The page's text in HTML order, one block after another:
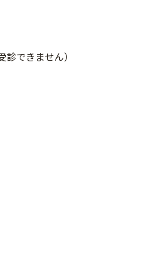
できません）